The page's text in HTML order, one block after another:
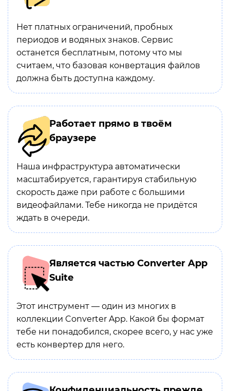
Нет платных ограничений, пробных
периодов и водяных знаков. Сервис
останется бесплатным, потому что мы
считаем, что базовая конвертация файлов
должна быть доступна каждому.
Работает прямо в твоём
браузере
Наша инфраструктура автоматически
масштабируется, гарантируя стабильную
скорость даже при работе с большими
видеофайлами. Тебе никогда не придётся
ждать в очереди.
Является частью Converter App
Suite
Этот инструмент — один из многих в
коллекции Converter App. Какой бы формат
тебе ни понадобился, скорее всего, у нас уже
есть конвертер для него.